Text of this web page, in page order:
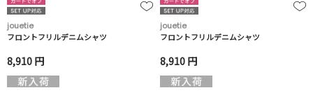
jouetie
フロントフリルデニムシャツ
8,910 円
jouetie
フロントフリルデニムシャツ
8,910 円